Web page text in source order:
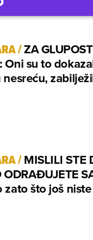
/ZA
Oni su to
/MISLILI STE
ODRAĐUJETE
zato što još